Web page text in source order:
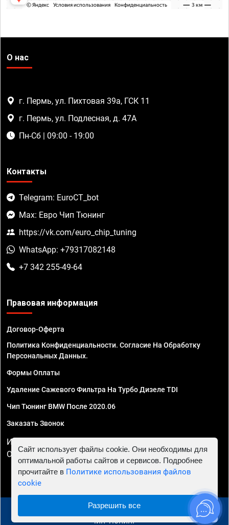
О нас
г. Пермь, ул. Пихтовая 39а, ГСК 11
г. Пермь, ул. Подлесная, д. 47А
Пн-Сб | 09:00 - 19:00
Контакты
Telegram: EuroCT_bot
Max: Евро Чип Тюнинг
https://vk.com/euro_chip_tuning
WhatsApp: +79317082148
+7 342 255-49-64
Правовая информация
Договор-Оферта
Политика Конфиденциальности. Согласие На Обработку
Персональных Данных.
Формы Оплаты
Удаление Сажевого Фильтра На Турбо Дизеле TDI
Чип Тюнинг BMW После 2020.06
Заказать Звонок
ИП Смирнов Георгий Павлович. ИНН 781302555843,
ОГРНИП 324470400032610
© 2010 - 2026 Чип тюнинг в Перми - Автосервис "Евро
Чип Тюнинг"
Сайт использует файлы cookie. Они необходимы для
оптимальной работы сайтов и сервисов. Подробнее
прочитайте в Политике использования файлов
cookie
Разрешить все